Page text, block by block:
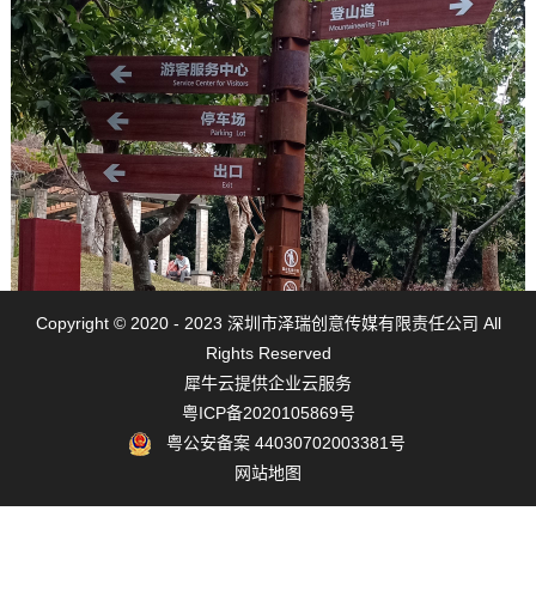
Copyright © 2020 - 2023 深圳市泽瑞创意传媒有限责任公司 All
Rights Reserved
犀牛云提供企业云服务
粤ICP备2020105869号
粤公安备案 44030702003381号
网站地图